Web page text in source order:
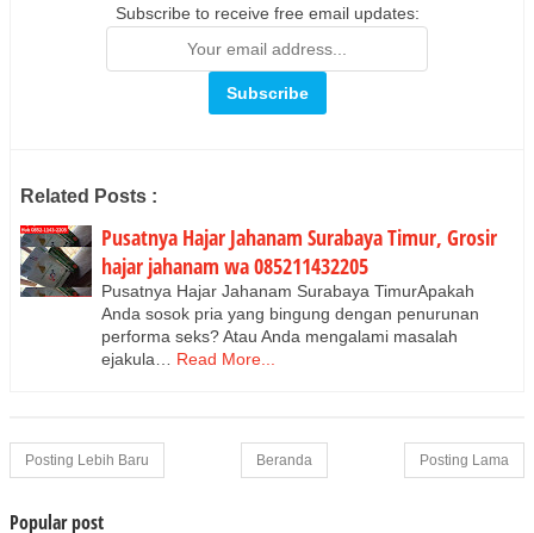
Subscribe to receive free email updates:
Related Posts :
Pusatnya Hajar Jahanam Surabaya Timur, Grosir
hajar jahanam wa 085211432205
Pusatnya Hajar Jahanam Surabaya TimurApakah
Anda sosok pria yang bingung dengan penurunan
performa seks? Atau Anda mengalami masalah
ejakula…
Read More...
Posting Lebih Baru Posting Lama
Beranda
Popular post